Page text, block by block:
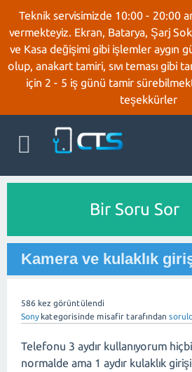
Teknik servisimizde 10:00 - 20:00
vermekteyiz. Ekran, Batarya, Şarj
ve Kasa değişimi gibi işlemler aygın
olup, anakart tamiri, sıvı teması gibi
için 2 - 5 iş günü tamir
teşekkürler
Bir Soru Sor
Kamera ve kulaklık
586 kez görüntülendi
Sonykategorisinde misafir tarafından
Telefonu 3 aydır kullanıyorum hiçbir
normalde ama 1 aydır kulaklık